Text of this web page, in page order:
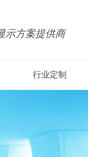
示方案提供商
行业定制
平板电脑